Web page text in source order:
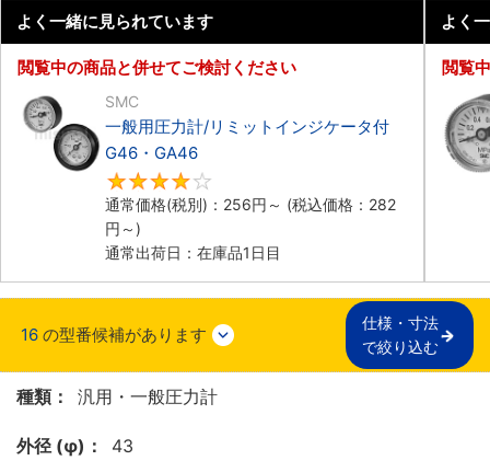
よく一緒に見られています
閲覧中の商品と併せてご検討ください
SMC
一般用圧力計/リミットインジケータ付
G46・GA46
通常価格(税別)： 256円 ～ (税込価格： 282
円 ～)
通常出荷日：在庫品1日目
よく
閲覧
16 の型番候補があります
仕様・寸法
で絞り込む
種類： 汎用・一般圧力計
外径 (φ)： 43